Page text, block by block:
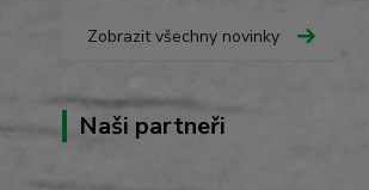
Zobrazit všechny novinky
Naši partneři